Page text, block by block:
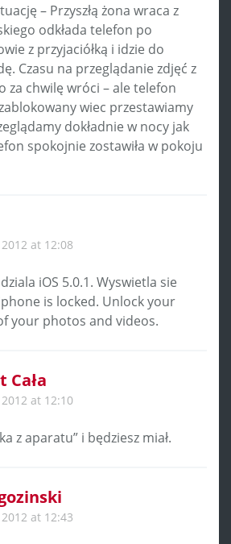
– Przyszłą żona wraca z
odkłada telefon po
z przyjaciółką i idzie do
Czasu na przeglądanie zdjęć z
za chwilę wróci – ale telefon
wiec przestawiamy
dokładnie w nocy jak
spokojnie zostawiła w pokoju
at 12:08
iOS 5.0.1. Wyswietla sie
is locked. Unlock your
your photos and videos.
Cała
at 12:10
z aparatu” i będziesz miał.
at 12:43